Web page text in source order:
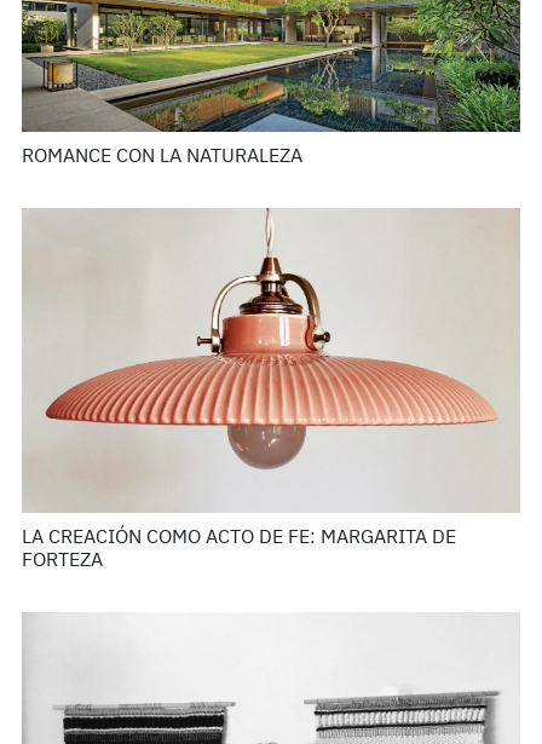
ROMANCE CON LA NATURALEZA
LA CREACIÓN COMO ACTO DE FE: MARGARITA DE
FORTEZA